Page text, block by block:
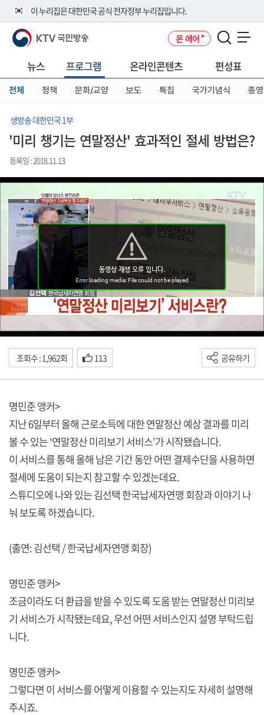
이 누리집은 대한민국 공식 전자정부 누리집입니다.
공식 누리집 주소 확인하기
니다.
이밖에 or.kr 또는 .kr등 다른 도메인 주소를 사용하고 있다면 아래 URL에
서 도메인 주소를 확인해 보세요
KTV 국민방송 온 에어
뉴스 프로그램 온라인콘텐츠 편성표
전체 정책 문화/교양 보도 특집 국가기념식 종영
생방송 대한민국 1부
'미리 챙기는 연말정산' 효과적인 절세 방법은?
등록일 : 2018.11.13
조회수 : 1,962회 113 공유하기
명민준 앵커>
지난 6일부터 올해 근로소득에 대한 연말정산 예상 결과를 미리
볼 수 있는 ‘연말정산 미리보기 서비스’가 시작됐습니다.
이 서비스를 통해 올해 남은 기간 동안 어떤 결제수단을 사용하면
절세에 도움이 되는지 참고할 수 있겠는데요.
스튜디오에 나와 있는 김선택 한국납세자연맹 회장과 이야기 나
눠 보도록 하겠습니다.
(출연: 김선택 / 한국납세자연맹 회장)
명민준 앵커>
조금이라도 더 환급을 받을 수 있도록 도움 받는 연말정산 미리보
기 서비스가 시작됐는데요, 우선 어떤 서비스인지 설명 부탁드립
니다.
명민준 앵커>
그렇다면 이 서비스를 어떻게 이용할 수 있는지도 자세히 설명해
주시죠.